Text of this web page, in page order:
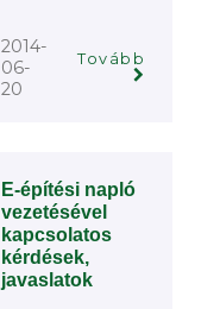
2014-
06-
20
Tovább
E-építési napló
vezetésével
kapcsolatos
kérdések,
javaslatok